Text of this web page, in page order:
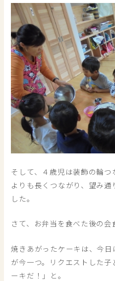
そして、４歳児は装飾の輪
よりも長くつながり、望み
した。
さて、お弁当を食べた後の会
焼きあがったケーキは、今
が今一つ。リクエストした
ーキだ！」と。